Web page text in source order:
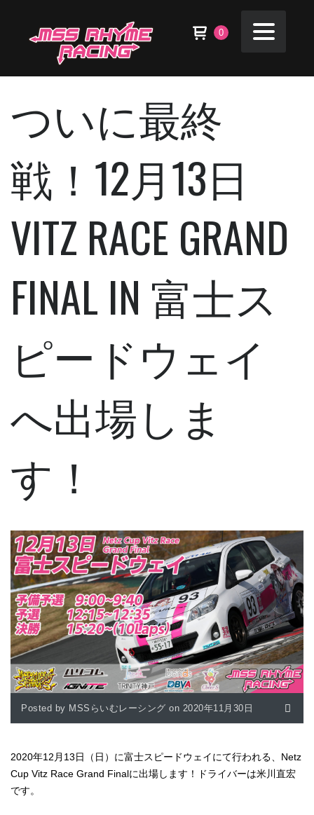
0
ついに最終
戦！12月13日
VITZ RACE GRAND
FINAL IN 富士ス
ピードウェイ
へ出場しま
す！
Posted by MSSらいむレーシング on 2020年11月30日
2020年12月13日（日）に富士スピードウェイにて行われる、Netz
Cup Vitz Race Grand Finalに出場します！ドライバーは米川直宏
です。